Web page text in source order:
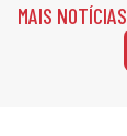
MAIS NOTÍCIAS